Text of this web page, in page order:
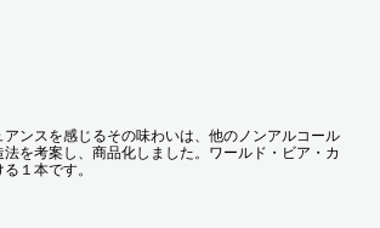
ンスを感じるその味わいは、他のノンアルコール
を考案し、商品化しました。ワールド・ビア・カ
１本です。